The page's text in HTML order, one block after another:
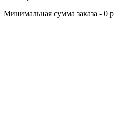
Минимальная сумма заказа - 0